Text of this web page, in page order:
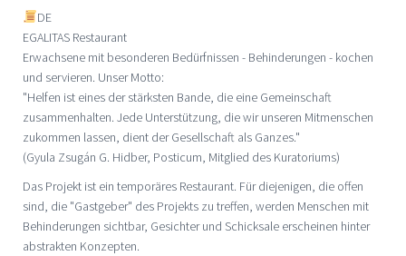
DE
EGALITAS Restaurant
Erwachsene mit besonderen Bedürfnissen - Behinderungen - kochen
und servieren. Unser Motto:
"Helfen ist eines der stärksten Bande, die eine Gemeinschaft
zusammenhalten. Jede Unterstützung, die wir unseren Mitmenschen
zukommen lassen, dient der Gesellschaft als Ganzes."
(Gyula Zsugán G. Hidber, Posticum, Mitglied des Kuratoriums)
Das Projekt ist ein temporäres Restaurant. Für diejenigen, die offen
sind, die "Gastgeber" des Projekts zu treffen, werden Menschen mit
Behinderungen sichtbar, Gesichter und Schicksale erscheinen hinter
abstrakten Konzepten.